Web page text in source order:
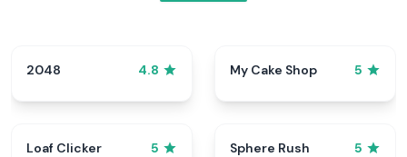
2048 4.8 My Cake Shop 5
Loaf Clicker 5 Sphere Rush 5